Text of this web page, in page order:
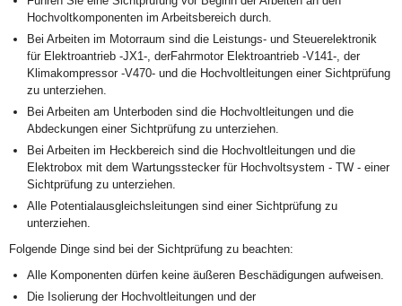
Hochvoltkomponenten im Arbeitsbereich durch.
Bei Arbeiten im Motorraum sind die Leistungs- und Steuerelektronik
für Elektroantrieb -JX1-, derFahrmotor Elektroantrieb -V141-, der
Klimakompressor -V470- und die Hochvoltleitungen einer Sichtprüfung
zu unterziehen.
Bei Arbeiten am Unterboden sind die Hochvoltleitungen und die
Abdeckungen einer Sichtprüfung zu unterziehen.
Bei Arbeiten im Heckbereich sind die Hochvoltleitungen und die
Elektrobox mit dem Wartungsstecker für Hochvoltsystem - TW - einer
Sichtprüfung zu unterziehen.
Alle Potentialausgleichsleitungen sind einer Sichtprüfung zu
unterziehen.
Folgende Dinge sind bei der Sichtprüfung zu beachten:
Alle Komponenten dürfen keine äußeren Beschädigungen aufweisen.
Die Isolierung der Hochvoltleitungen und der